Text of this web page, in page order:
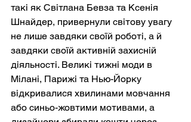
такі як Світлана Бевза та Ксенія
Шнайдер, привернули світову увагу
не лише завдяки своїй роботі, а й
завдяки своїй активній захисній
діяльності. Великі тижні моди в
Мілані, Парижі та Нью-Йорку
відкривалися хвилинами мовчання
або синьо-жовтими мотивами, а